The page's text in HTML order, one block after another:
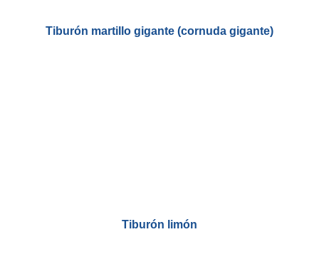
Tiburón martillo gigante (cornuda gigante)
Tiburón limón